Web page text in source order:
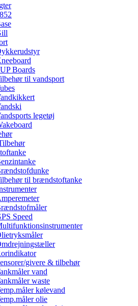
Boards
til vandsport
legetøj
til brændstoftanke
Speed
givere & tilbehør
vand
waste
kølevand
olie